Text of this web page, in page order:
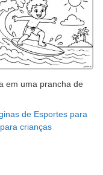
em uma prancha de
de Esportes para
crianças